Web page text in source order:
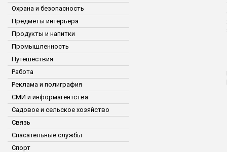
Охрана и безопасность
Предметы интерьера
Продукты и напитки
Промышленность
Путешествия
Работа
Реклама и полиграфия
СМИ и информагентства
Садовое и сельское хозяйство
Связь
Спасательные службы
Спорт